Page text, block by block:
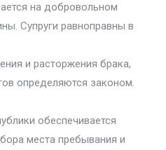
на добровольном
Супруги равноправны в
и расторжения брака,
определяются законом.
обеспечивается
места пребывания и